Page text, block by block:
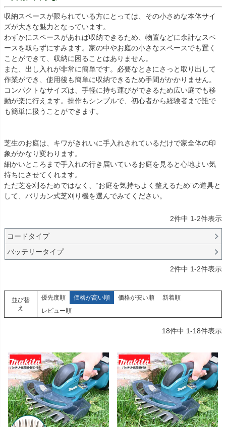
収納スペースが限られている方にとっては、その小さめな本体サイ
ズが大きな魅力となっています。
わずかにスペースがあれば収納できるため、物置などに余計なスペ
ースを取らずにすみます。家の中やお庭の小さなスペースでも置く
ことができて、収納に困ることはありません。
また、出し入れが非常に簡単です。必要なときにさっと取り出して
作業ができ、使用後も簡単に収納できるため手間がかかりません。
コンパクトなサイズは、手軽に持ち運びができるため広い庭でも移
動が楽に行えます。操作もシンプルで、初心者から経験者まで誰で
も簡単に扱うことができます。
芝生のお庭は、キワがきれいに手入れされているだけで家全体の印
象がかなり変わります。
細かいところまで手入れの行き届いているお庭を見ると心地よい気
持ちにさせてくれます。
ただ芝を刈るためではなく、“お庭を気持ちよく整えるため”の道具と
して、バリカン式芝刈り機を選んでみてください。
2件中 1-2件表示
コードタイプ
バッテリータイプ
2件中 1-2件表示
並び替
え
優先度順 価格が高い順 価格が安い順
新着順
レビュー順
18件中 1-18件表示